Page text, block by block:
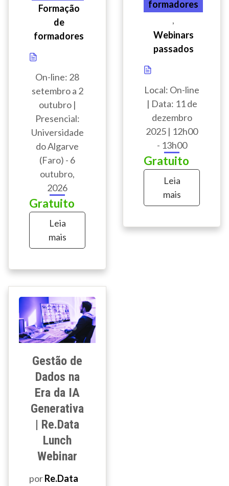
Formação
de
formadores
On-line: 28
setembro a 2
outubro |
Presencial:
Universidade
do Algarve
(Faro) - 6
outubro,
2026
Gratuito
Leia
mais
formadores
,
Webinars
passados
Local: On-line
| Data: 11 de
dezembro
2025 | 12h00
- 13h00
Gratuito
Leia
mais
Gestão de
Dados na
Era da IA
Generativa
| Re.Data
Lunch
Webinar
porRe.Data